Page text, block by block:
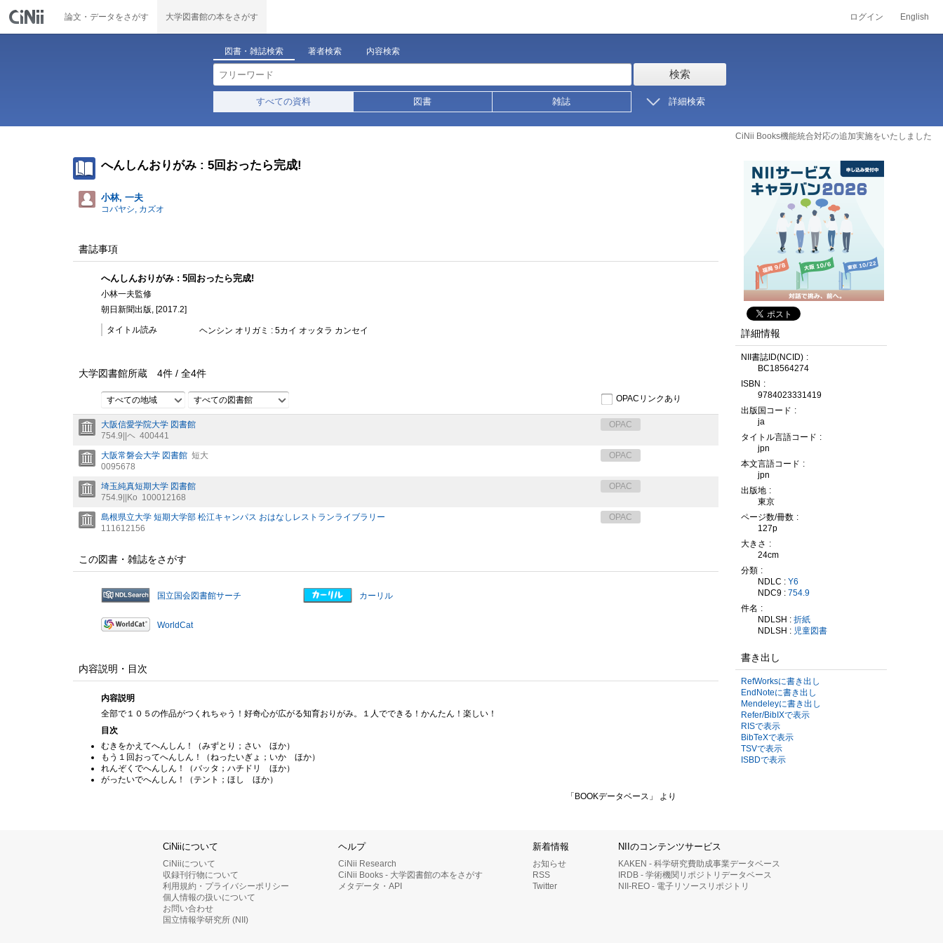
論文・データをさがす 大学図書館の本をさがす ログイン English
図書・雑誌検索 著者検索 内容検索
検索
すべての資料 図書 雑誌 詳細検索
CiNii Books機能統合対応の追加実施をいたしました
へんしんおりがみ : 5回おったら完成!
小林, 一夫
コバヤシ, カズオ
書誌事項
へんしんおりがみ : 5回おったら完成!
小林一夫監修
朝日新聞出版, [2017.2]
タイトル読み ヘンシン オリガミ : 5カイ オッタラ カンセイ
大学図書館所蔵 4件 / 全4件
すべての地域 すべての図書館 OPACリンクあり
大阪信愛学院大学 図書館
754.9||ヘ 400441
OPAC
大阪常磐会大学 図書館 短大
0095678
OPAC
埼玉純真短期大学 図書館
754.9||Ko 100012168
OPAC
島根県立大学 短期大学部 松江キャンパス おはなしレストランライブラリー
111612156
OPAC
この図書・雑誌をさがす
国立国会図書館サーチ カーリル
WorldCat
内容説明・目次
内容説明
全部で１０５の作品がつくれちゃう！好奇心が広がる知育おりがみ。１人でできる！かんたん！楽しい！
目次
むきをかえてへんしん！（みずとり；さい ほか）
もう１回おってへんしん！（ねったいぎょ；いか ほか）
れんぞくでへんしん！（バッタ；ハチドリ ほか）
がったいでへんしん！（テント；ほし ほか）
「BOOKデータベース」 より
詳細情報
NII書誌ID(NCID)
BC18564274
ISBN
9784023331419
出版国コード
ja
タイトル言語コード
jpn
本文言語コード
jpn
出版地
東京
ページ数/冊数
127p
大きさ
24cm
分類
NDLC : Y6
NDC9 : 754.9
件名
NDLSH : 折紙
NDLSH : 児童図書
書き出し
RefWorksに書き出し
EndNoteに書き出し
Mendeleyに書き出し
Refer/BibIXで表示
RISで表示
BibTeXで表示
TSVで表示
ISBDで表示
CiNiiについて
CiNiiについて
収録刊行物について
利用規約・プライバシーポリシー
個人情報の扱いについて
お問い合わせ
国立情報学研究所 (NII)
ヘルプ
CiNii Research
CiNii Books - 大学図書館の本をさがす
メタデータ・API
新着情報
お知らせ
RSS
Twitter
NIIのコンテンツサービス
KAKEN - 科学研究費助成事業データベース
IRDB - 学術機関リポジトリデータベース
NII-REO - 電子リソースリポジトリ